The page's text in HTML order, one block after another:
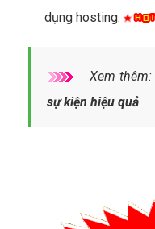
dụng hosting.
Xem thêm:
sự kiện hiệu quả